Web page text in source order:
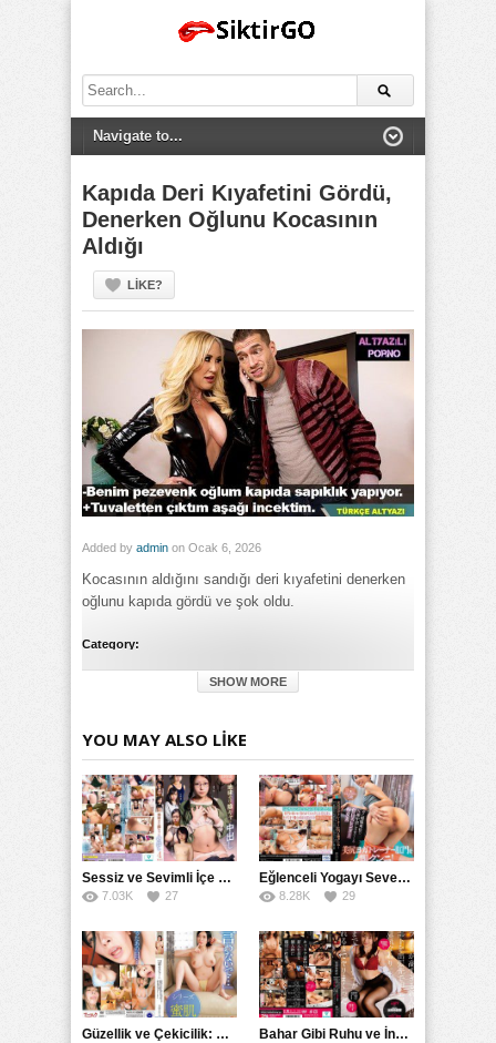
Search
for:
Kapıda Deri Kıyafetini Gördü,
Denerken Oğlunu Kocasının
Aldığı
LIKE?
Added by admin on Ocak 6, 2026
Kocasının aldığını sandığı deri kıyafetini denerken
oğlunu kapıda gördü ve şok oldu.
Category:
Gördü Denerken Oğlunu Kocasının Aldığı porno izle
Deri Kıyafetini Gördü Denerken Oğlunu Kocasının Aldığı
türkçe altyazılı izle
SHOW MORE
YOU MAY ALSO LIKE
Sessiz ve Sevimli İçe Dönükler İçin Kremalı Pastalar: 后藤えmi ve KTRA’nın Özel Tarifesi
7.03K 27
Eğlenceli Yogayı Seven Bir Kadınla Seks Deneyimi
8.28K 29
Güzellik ve Çekicilik: Bir İşyeri Kadininin Hikayesi Bahar Gibi Ruhu ve İncelikle Doldurmak